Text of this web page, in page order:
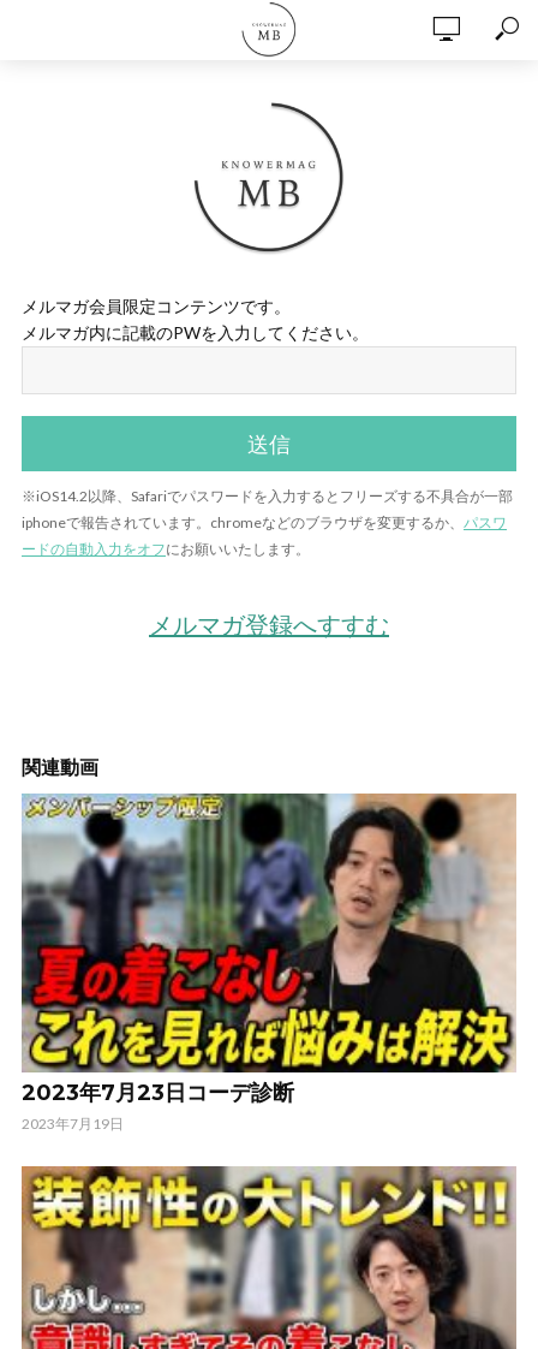
メルマガ会員限定コンテンツです。
メルマガ内に記載のPWを入力してください。
※iOS14.2以降、Safariでパスワードを入力するとフリーズする不具合が一部
iphoneで報告されています。chromeなどのブラウザを変更するか、 パスワ
ードの自動入力をオフにお願いいたします。
メルマガ登録へすすむ
関連動画
2023年7月23日コーデ診断
2023年7月19日